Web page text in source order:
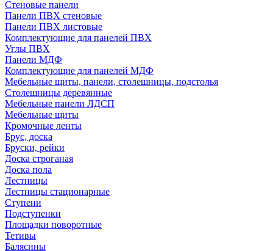
Стеновые панели
Панели ПВХ стеновые
Панели ПВХ листовые
Комплектующие для панелей ПВХ
Углы ПВХ
Панели МДФ
Комплектующие для панелей МДФ
Мебельные щиты, панели, столешницы, подстолья
Столешницы деревянные
Мебельные панели ЛДСП
Мебельные щиты
Кромочные ленты
Брус, доска
Бруски, рейки
Доска строганая
Доска пола
Лестницы
Лестницы стационарные
Ступени
Подступенки
Площадки поворотные
Тетивы
Балясины